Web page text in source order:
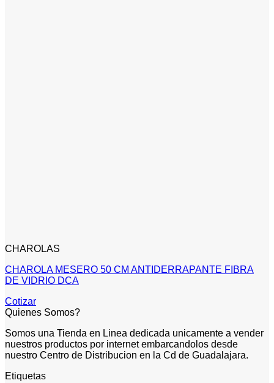
CHAROLAS
CHAROLA MESERO 50 CM ANTIDERRAPANTE FIBRA
DE VIDRIO DCA
Cotizar
Quienes Somos?
Somos una Tienda en Linea dedicada unicamente a vender
nuestros productos por internet embarcandolos desde
nuestro Centro de Distribucion en la Cd de Guadalajara.
Etiquetas